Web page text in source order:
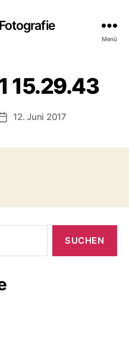
Menü
15.29.43
Veröffentlichungsdatum
12. Juni 2017